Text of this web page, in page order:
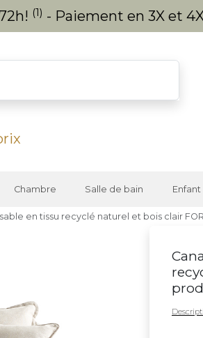
(1) - Paiement en 3X et
Chambre Salle de bain Enfant
en tissu recyclé naturel et bois clair